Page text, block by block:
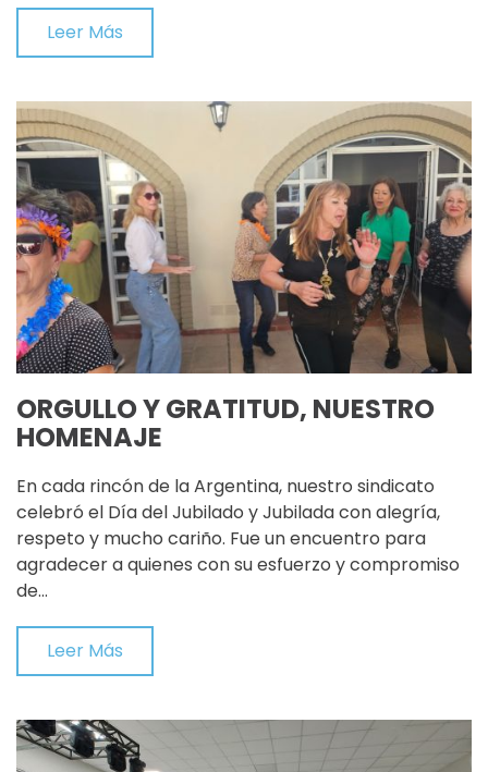
Leer Más
ORGULLO Y GRATITUD, NUESTRO
HOMENAJE
En cada rincón de la Argentina, nuestro sindicato
celebró el Día del Jubilado y Jubilada con alegría,
respeto y mucho cariño. Fue un encuentro para
agradecer a quienes con su esfuerzo y compromiso
de…
Leer Más